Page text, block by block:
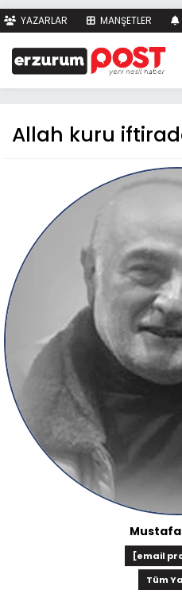
YAZARLAR MANŞETLER
Allah kuru
Mustafa
[email
Tüm